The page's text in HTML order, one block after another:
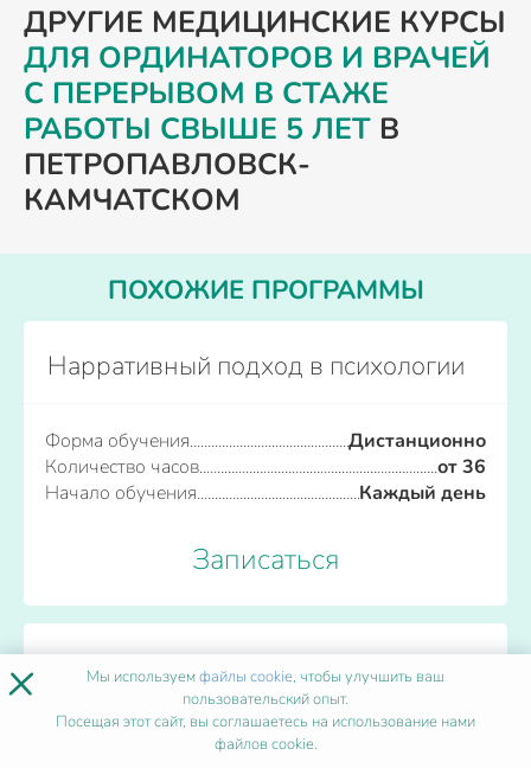
ДРУГИЕ МЕДИЦИНСКИЕ КУРСЫ
ДЛЯ ОРДИНАТОРОВ И ВРАЧЕЙ
С ПЕРЕРЫВОМ В СТАЖЕ
РАБОТЫ СВЫШЕ 5 ЛЕТ В
ПЕТРОПАВЛОВСК-
КАМЧАТСКОМ
ПОХОЖИЕ ПРОГРАММЫ
Нарративный подход в психологии
Форма обучения
Дистанционно
Количество часов
от 36
Начало обучения
Каждый день
Записаться
Нейрогимнастика когнитивных
× Мы используемфайлы cookie, чтобы улучшить ваш
пользовательский опыт.
Посещая этот сайт, вы соглашаетесь на использование нами
файлов cookie.